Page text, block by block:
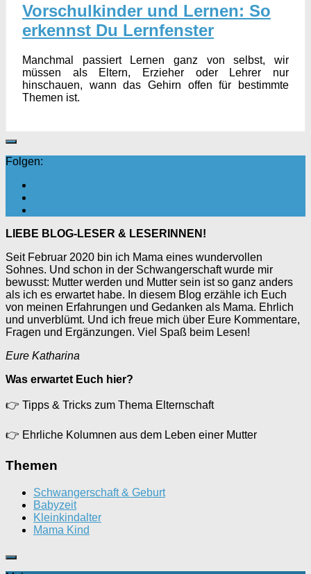
Vorschulkinder und Lernen: So
erkennst Du Lernfenster
Manchmal passiert Lernen ganz von selbst, wir
müssen als Eltern, Erzieher oder Lehrer nur
hinschauen, wann das Gehirn offen für bestimmte
Themen ist.
Folgen:
LIEBE BLOG-LESER & LESERINNEN!
Seit Februar 2020 bin ich Mama eines wundervollen
Sohnes. Und schon in der Schwangerschaft wurde mir
bewusst: Mutter werden und Mutter sein ist so ganz anders
als ich es erwartet habe. In diesem Blog erzähle ich Euch
von meinen Erfahrungen und Gedanken als Mama. Ehrlich
und unverblümt. Und ich freue mich über Eure Kommentare,
Fragen und Ergänzungen. Viel Spaß beim Lesen!
Eure Katharina
Was erwartet Euch hier?
👉 Tipps & Tricks zum Thema Elternschaft
👉 Ehrliche Kolumnen aus dem Leben einer Mutter
Themen
Schwangerschaft & Geburt
Babyzeit
Kleinkindalter
Mama Kind